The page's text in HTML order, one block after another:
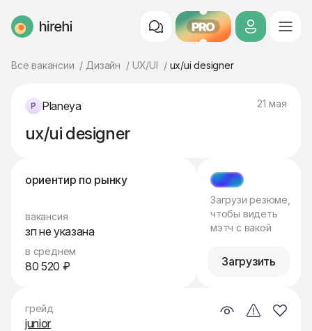
HireHi PRO
Все вакансии Дизайн UX/UI ux/ui designer
Planeya 21 мая
ux/ui designer
ориентир по рынку
вакансия
зп не указана
в среднем
80 520 ₽
МЭТЧ
Загрузи резюме,
чтобы видеть
мэтч с вакой
Загрузить
грейд
junior